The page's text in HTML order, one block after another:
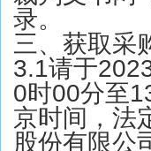
录。
三、获取采
3.1请于
0时00分至
京时间，法
股份有限公